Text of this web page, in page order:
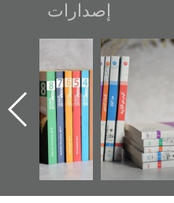
إصدارات
"مرآة البحرين"
تصدر حصاد
الساحات 2019